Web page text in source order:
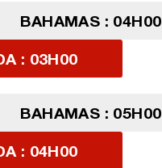
BAHAMAS : 04H00
: 03H00
BAHAMAS : 05H00
: 04H00